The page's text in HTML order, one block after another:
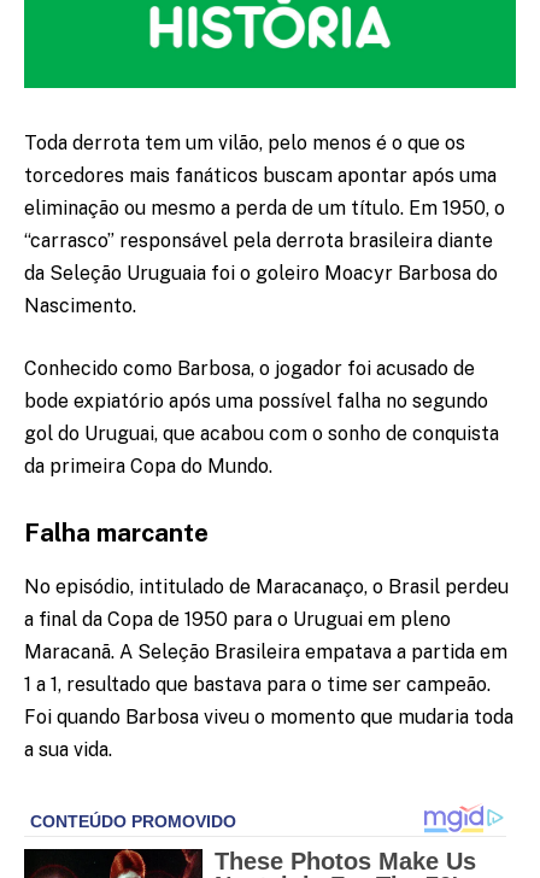
Toda derrota tem um vilão, pelo menos é o que os
torcedores mais fanáticos buscam apontar após uma
eliminação ou mesmo a perda de um título. Em 1950, o
“carrasco” responsável pela derrota brasileira diante
da Seleção Uruguaia foi o goleiro Moacyr Barbosa do
Nascimento.
Conhecido como Barbosa, o jogador foi acusado de
bode expiatório após uma possível falha no segundo
gol do Uruguai, que acabou com o sonho de conquista
da primeira Copa do Mundo.
Falha marcante
No episódio, intitulado de Maracanaço, o Brasil perdeu
a final da Copa de 1950 para o Uruguai em pleno
Maracanã. A Seleção Brasileira empatava a partida em
1 a 1, resultado que bastava para o time ser campeão.
Foi quando Barbosa viveu o momento que mudaria toda
a sua vida.